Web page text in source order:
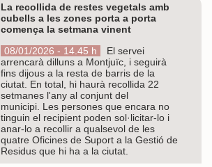
La recollida de restes vegetals amb
cubells a les zones porta a porta
comença la setmana vinent
08/01/2026 - 14.45 h
El servei
arrencarà dilluns a Montjuïc, i seguirà
fins dijous a la resta de barris de la
ciutat. En total, hi haurà recollida 22
setmanes l'any al conjunt del
municipi. Les persones que encara no
tinguin el recipient poden sol·licitar-lo i
anar-lo a recollir a qualsevol de les
quatre Oficines de Suport a la Gestió de
Residus que hi ha a la ciutat.